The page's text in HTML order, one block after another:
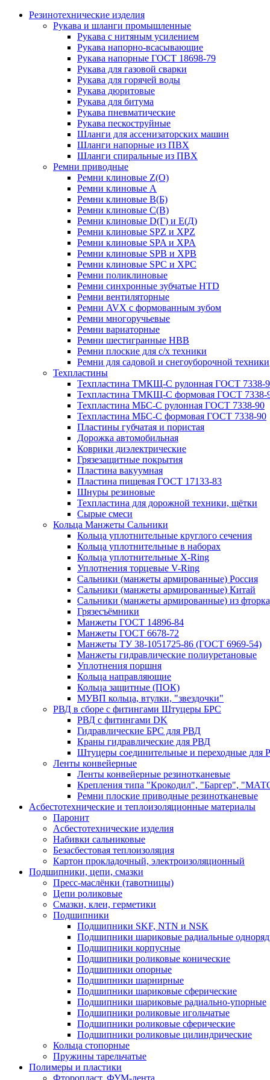
Резинотехнические изделия
Рукава и шланги промышленные
Рукава с нитяным усилением
Рукава напорно-всасывающие
Рукава напорные ГОСТ 18698-79
Рукава для газовой сварки
Рукава для горячей воды
Рукава дюритовые
Рукава для битума
Рукава пневматические
Рукава пескоструйные
Шланги для ассенизаторских машин
Шланги напорные из ПВХ
Шланги спиральные из ПВХ
Ремни приводные
Ремни клиновые Z(О)
Ремни клиновые А
Ремни клиновые В(Б)
Ремни клиновые С(В)
Ремни клиновые D(Г) и Е(Д)
Ремни клиновые SPZ и XPZ
Ремни клиновые SPA и XPA
Ремни клиновые SPB и XPB
Ремни клиновые SPC и XPC
Ремни поликлиновые
Ремни синхронные зубчатые HTD
Ремни вентиляторные
Ремни AVX с формованным зубом
Ремни многоручьевые
Ремни вариаторные
Ремни шестигранные HBB
Ремни плоские для с/х техники
Ремни для садовой и снегоуборочной техники
Техпластины
Техпластина ТМКЩ-С рулонная ГОСТ 7338-
Техпластина ТМКЩ-С формовая ГОСТ 7338-
Техпластина МБС-С рулонная ГОСТ 7338-90
Техпластина МБС-С формовая ГОСТ 7338-90
Пластины губчатая и пористая
Дорожка автомобильная
Коврики диэлектрические
Грязезащитные покрытия
Пластина вакуумная
Пластина пищевая ГОСТ 17133-83
Шнуры резиновые
Техпластина для дорожной техники, щётки
Сырые смеси
Кольца Манжеты Сальники
Кольца уплотнительные круглого сечения
Кольца уплотнительные в наборах
Кольца уплотнительные Х-Ring
Уплотнения торцевые V-Ring
Сальники (манжеты армированные) Россия
Сальники (манжеты армированные) Китай
Сальники (манжеты армированные) из
Грязесъёмники
Манжеты ГОСТ 14896-84
Манжеты ГОСТ 6678-72
Манжеты ТУ 38-1051725-86 (ГОСТ 6969-54)
Манжеты гидравлические полиуретановые
Уплотнения поршня
Кольца направляющие
Кольца защитные (ПОК)
МУВП кольца, втулки, "звездочки"
РВД в сборе с фитингами Штуцеры БРС
РВД с фитингами DK
Гидравлические БРС для РВД
Краны гидравлические для РВД
Штуцеры соединительные и переходные для
Ленты конвейерные
Ленты конвейерные резинотканевые
Крепления типа "Крокодил", "Баргер",
Ремни плоские приводные резинотканевые
Асбестотехнические и теплоизоляционные материалы
Паронит
Асбестотехнические изделия
Набивки сальниковые
Безасбестовая теплоизоляция
Картон прокладочный, электроизоляционный
Подшипники, цепи, смазки
Пресс-маслёнки (тавотницы)
Цепи роликовые
Смазки, клеи, герметики
Подшипники
Подшипники SKF, NTN и NSK
Подшипники шариковые радиальные
Подшипники корпусные
Подшипники роликовые конические
Подшипники опорные
Подшипники шарнирные
Подшипники шариковые сферические
Подшипники шариковые радиально-упорные
Подшипники роликовые игольчатые
Подшипники роликовые сферические
Подшипники роликовые цилиндрические
Кольца стопорные
Пружины тарельчатые
Полимеры и пластики
Фторопласт, ФУМ-лента